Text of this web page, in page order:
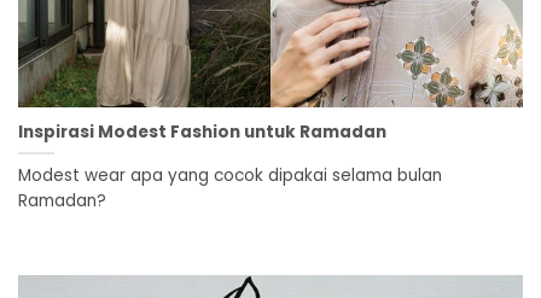
Inspirasi Modest Fashion untuk Ramadan
Modest wear apa yang cocok dipakai selama bulan
Ramadan?